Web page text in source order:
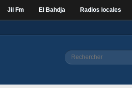
Jil Fm El Bahdja Radios locales
Formulaire
Rechercher